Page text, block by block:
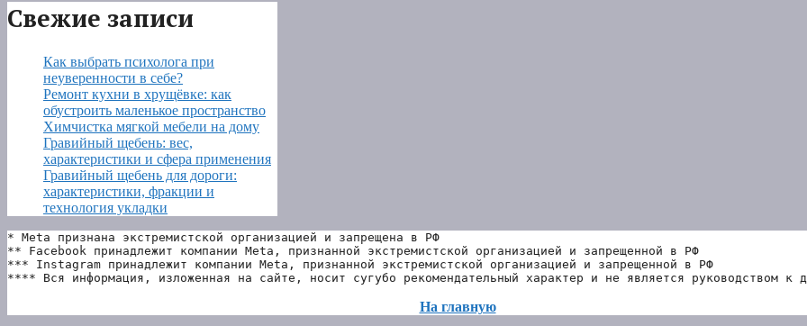
Свежие записи
Как выбрать психолога при
неуверенности в себе?
Ремонт кухни в хрущёвке: как
обустроить маленькое пространство
Химчистка мягкой мебели на дому
Гравийный щебень: вес,
характеристики и сфера применения
Гравийный щебень для дороги:
характеристики, фракции и
технология укладки
* Meta признана экстремистской организацией и запрещена в РФ
** Facebook принадлежит компании Meta, признанной экстремистской организацией и запрещенной в РФ
*** Instagram принадлежит компании Meta, признанной экстремистской организацией и запрещенной в РФ
**** Вся информация, изложенная на сайте, носит сугубо рекомендательный характер и не является руководством к
На главную